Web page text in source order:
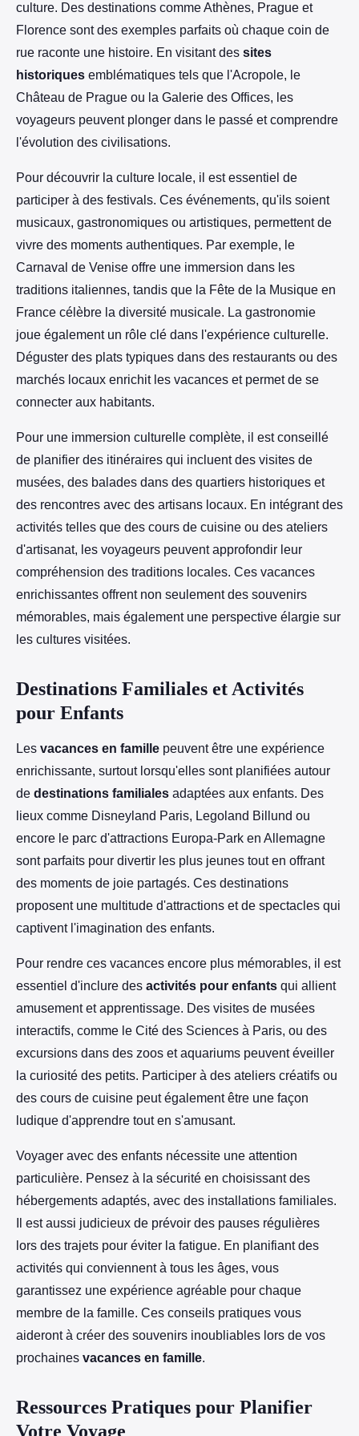
culture. Des destinations comme Athènes, Prague et
Florence sont des exemples parfaits où chaque coin de
rue raconte une histoire. En visitant des sites
historiques emblématiques tels que l'Acropole, le
Château de Prague ou la Galerie des Offices, les
voyageurs peuvent plonger dans le passé et comprendre
l'évolution des civilisations.
Pour découvrir la culture locale, il est essentiel de
participer à des festivals. Ces événements, qu'ils soient
musicaux, gastronomiques ou artistiques, permettent de
vivre des moments authentiques. Par exemple, le
Carnaval de Venise offre une immersion dans les
traditions italiennes, tandis que la Fête de la Musique en
France célèbre la diversité musicale. La gastronomie
joue également un rôle clé dans l'expérience culturelle.
Déguster des plats typiques dans des restaurants ou des
marchés locaux enrichit les vacances et permet de se
connecter aux habitants.
Pour une immersion culturelle complète, il est conseillé
de planifier des itinéraires qui incluent des visites de
musées, des balades dans des quartiers historiques et
des rencontres avec des artisans locaux. En intégrant des
activités telles que des cours de cuisine ou des ateliers
d'artisanat, les voyageurs peuvent approfondir leur
compréhension des traditions locales. Ces vacances
enrichissantes offrent non seulement des souvenirs
mémorables, mais également une perspective élargie sur
les cultures visitées.
Destinations Familiales et Activités
pour Enfants
Les vacances en famille peuvent être une expérience
enrichissante, surtout lorsqu'elles sont planifiées autour
de destinations familiales adaptées aux enfants. Des
lieux comme Disneyland Paris, Legoland Billund ou
encore le parc d'attractions Europa-Park en Allemagne
sont parfaits pour divertir les plus jeunes tout en offrant
des moments de joie partagés. Ces destinations
proposent une multitude d'attractions et de spectacles qui
captivent l'imagination des enfants.
Pour rendre ces vacances encore plus mémorables, il est
essentiel d'inclure des activités pour enfants qui allient
amusement et apprentissage. Des visites de musées
interactifs, comme le Cité des Sciences à Paris, ou des
excursions dans des zoos et aquariums peuvent éveiller
la curiosité des petits. Participer à des ateliers créatifs ou
des cours de cuisine peut également être une façon
ludique d'apprendre tout en s'amusant.
Voyager avec des enfants nécessite une attention
particulière. Pensez à la sécurité en choisissant des
hébergements adaptés, avec des installations familiales.
Il est aussi judicieux de prévoir des pauses régulières
lors des trajets pour éviter la fatigue. En planifiant des
activités qui conviennent à tous les âges, vous
garantissez une expérience agréable pour chaque
membre de la famille. Ces conseils pratiques vous
aideront à créer des souvenirs inoubliables lors de vos
prochaines vacances en famille.
Ressources Pratiques pour Planifier
Votre Voyage